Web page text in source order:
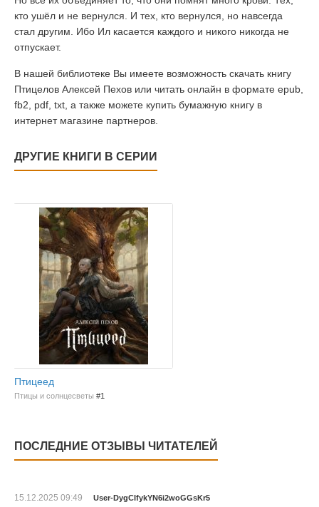
кто ушёл и не вернулся. И тех, кто вернулся, но навсегда
стал другим. Ибо Ил касается каждого и никого никогда не
отпускает.
В нашей библиотеке Вы имеете возможность скачать книгу
Птицелов Алексей Пехов или читать онлайн в формате epub,
fb2, pdf, txt, а также можете купить бумажную книгу в
интернет магазине партнеров.
ДРУГИЕ КНИГИ В СЕРИИ
Птицеед
Птицы и солнцесветы #1
ПОСЛЕДНИЕ ОТЗЫВЫ ЧИТАТЕЛЕЙ
15.12.2025 09:49 User-DygCIfykYN6i2woGGsKr5